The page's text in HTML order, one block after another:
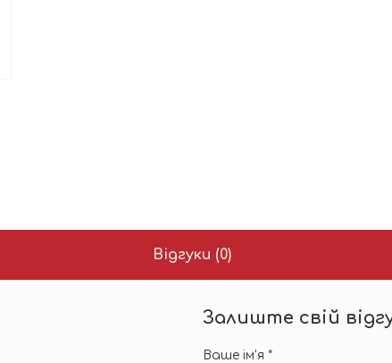
Відгуки (0)
Залиште свій
Ваше ім'я *